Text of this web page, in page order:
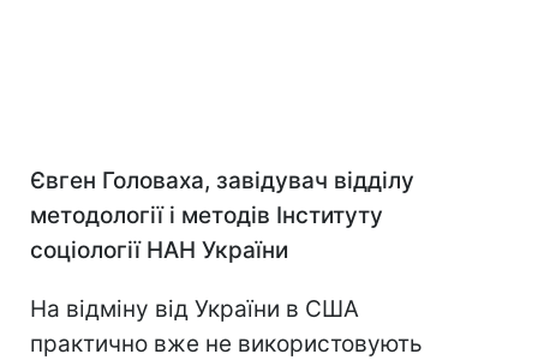
Євген Головаха, завідувач відділу
методології і методів Інституту
соціології НАН України
На відміну від України в США
практично вже не використовують